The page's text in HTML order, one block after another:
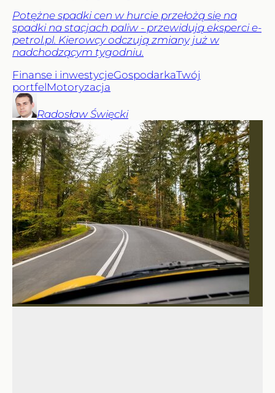
Potężne spadki cen w hurcie przełożą się na
spadki na stacjach paliw - przewidują eksperci e-
petrol.pl. Kierowcy odczują zmiany już w
nadchodzącym tygodniu.
Finanse i inwestycjeGospodarkaTwój
portfelMotoryzacja
Radosław Święcki